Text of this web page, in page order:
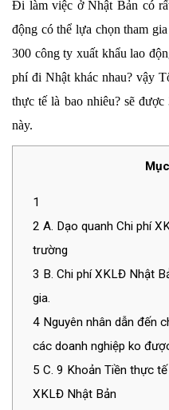
Đi làm việc ở Nhật Bản có
động có thể lựa chọn tham
300 công ty xuất khẩu lao
phí đi Nhật khác nhau? vậy
thực tế là bao nhiêu? sẽ
này.
1
2 A. Dạo quanh Chi phí
trường
3 B. Chi phí XKLĐ Nhật
gia.
4 Nguyên nhân dẫn đến
các doanh nghiệp ko
5 C. 9 Khoản Tiền thực
XKLĐ Nhật Bản